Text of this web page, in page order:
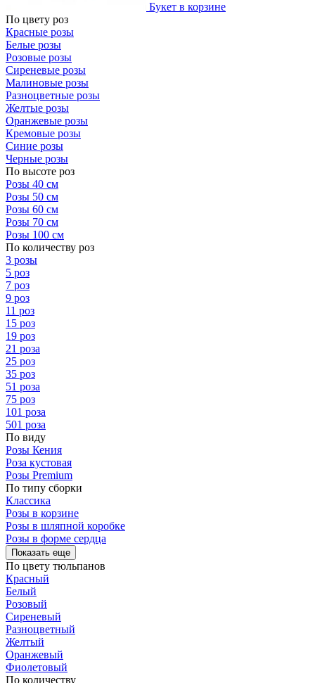
Букет в корзине
По цвету роз
Красные розы
Белые розы
Розовые розы
Сиреневые розы
Малиновые розы
Разноцветные розы
Желтые розы
Оранжевые розы
Кремовые розы
Синие розы
Черные розы
По высоте роз
Розы 40 см
Розы 50 см
Розы 60 см
Розы 70 см
Розы 100 см
По количеству роз
3 розы
5 роз
7 роз
9 роз
11 роз
15 роз
19 роз
21 роза
25 роз
35 роз
51 роза
75 роз
101 роза
501 роза
По виду
Розы Кения
Роза кустовая
Розы Premium
По типу сборки
Классика
Розы в корзине
Розы в шляпной коробке
Розы в форме сердца
Показать еще
По цвету тюльпанов
Красный
Белый
Розовый
Сиреневый
Разноцветный
Желтый
Оранжевый
Фиолетовый
По количеству